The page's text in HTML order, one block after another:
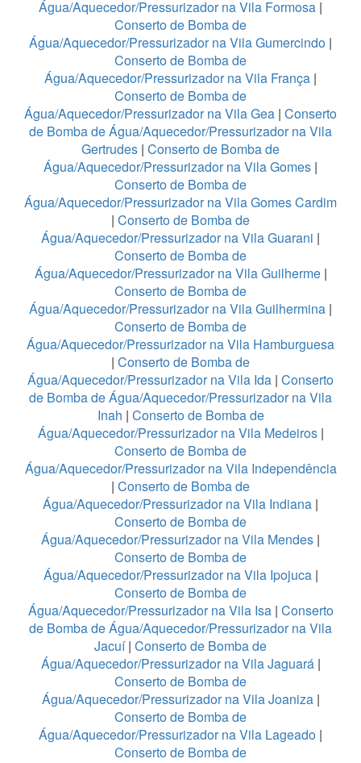
Água/Aquecedor/Pressurizador na Vila Formosa |
Conserto de Bomba de
Água/Aquecedor/Pressurizador na Vila Gumercindo |
Conserto de Bomba de
Água/Aquecedor/Pressurizador na Vila França |
Conserto de Bomba de
Água/Aquecedor/Pressurizador na Vila Gea | Conserto
de Bomba de Água/Aquecedor/Pressurizador na Vila
Gertrudes | Conserto de Bomba de
Água/Aquecedor/Pressurizador na Vila Gomes |
Conserto de Bomba de
Água/Aquecedor/Pressurizador na Vila Gomes Cardim
| Conserto de Bomba de
Água/Aquecedor/Pressurizador na Vila Guarani |
Conserto de Bomba de
Água/Aquecedor/Pressurizador na Vila Guilherme|
Conserto de Bomba de
Água/Aquecedor/Pressurizador na Vila Guilhermina |
Conserto de Bomba de
Água/Aquecedor/Pressurizador na Vila Hamburguesa
| Conserto de Bomba de
Água/Aquecedor/Pressurizador na Vila Ida | Conserto
de Bomba de Água/Aquecedor/Pressurizador na Vila
Inah | Conserto de Bomba de
Água/Aquecedor/Pressurizador na Vila Medeiros|
Conserto de Bomba de
Água/Aquecedor/Pressurizador na Vila Independência
| Conserto de Bomba de
Água/Aquecedor/Pressurizador na Vila Indiana |
Conserto de Bomba de
Água/Aquecedor/Pressurizador na Vila Mendes |
Conserto de Bomba de
Água/Aquecedor/Pressurizador na Vila Ipojuca|
Conserto de Bomba de
Água/Aquecedor/Pressurizador na Vila Isa| Conserto
de Bomba de Água/Aquecedor/Pressurizador na Vila
Jacuí| Conserto de Bomba de
Água/Aquecedor/Pressurizador na Vila Jaguará|
Conserto de Bomba de
Água/Aquecedor/Pressurizador na Vila Joaniza|
Conserto de Bomba de
Água/Aquecedor/Pressurizador na Vila Lageado |
Conserto de Bomba de